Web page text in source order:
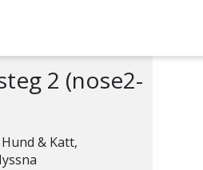
2 (nose2-
& Katt,